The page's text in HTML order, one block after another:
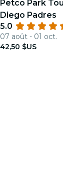
Petco Park
Diego Padres
5.0
07 août - 01 oct.
42,50 $US